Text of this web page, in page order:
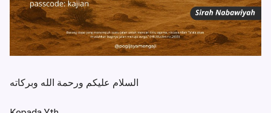
‎السلام عليكم ورحمة الله وبركاته